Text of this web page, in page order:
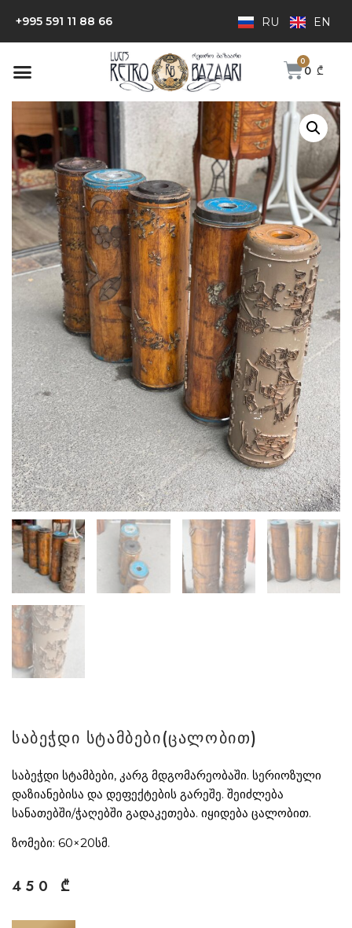
+995 591 11 88 66 RU EN
0 ₾
საბეჭდი სტამბები(ცალობით)
საბეჭდი სტამბები, კარგ მდგომარეობაში. სერიოზული
დაზიანებისა და დეფექტების გარეშე. შეიძლება
სანათებში/ჭაღებში გადაკეთება. იყიდება ცალობით.
ზომები: 60×20სმ.
450 ₾